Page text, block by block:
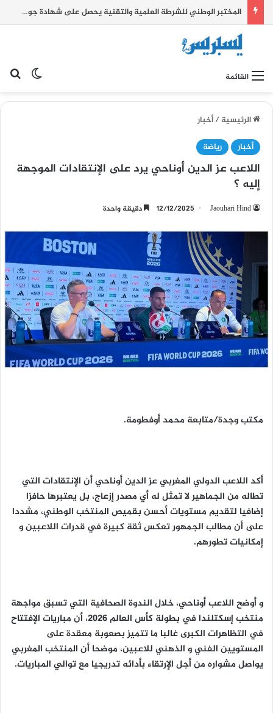
المختبر الوطني للشرطة العلمية والتقنية يحصل على شهادة جودة عالمية
القائمة
الرئيسية/أخبار
أخبار
رياضة
اللاعب عز الدين أوناحي يرد على الإنتقادات الموجهة
إليه ؟
Jaouhari Hind
12/12/2025 دقيقة واحدة
مكتب وجدة/متابعة محمد أوفطومة.
أكد اللاعب الدولي المغربي عز الدين أوناحي أن الإنتقادات التي
تطاله من الجماهير لا تمثل له أي مصدر إزعاج، بل يعتبرها حافزا
إضافيا لتقديم مستويات أحسن بقميص المنتخب الوطني، مشددا
على أن مطالب الجمهور تعكس ثقة كبيرة في قدرات اللاعبين و
إمكانيات تطورهم.
و أوضح اللاعب أوناحي، خلال الندوة الصحافية التي تسبق مواجهة
منتخب إسكتلندا في بطولة كأس العالم 2026، أن مباريات الإفتتاح
في التظاهرات الكبرى غالبا ما تتميز بصعوبة معقدة على
المستويين الفني و الذهني للاعبين، موضحا أن المنتخب المغربي
يواصل مشواره من أجل الإرتقاء بأدائه تدريجيا مع توالي المباريات.